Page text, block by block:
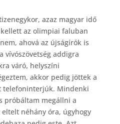
azaz magyar idő
az olimpiai faluban
ahová az újságírók is
vívószövetség addigra
váró, helyszíni
akkor pedig jöttek a
telefoninterjúk. Mindenki
próbáltam megállni a
néhány óra, úgyhogy